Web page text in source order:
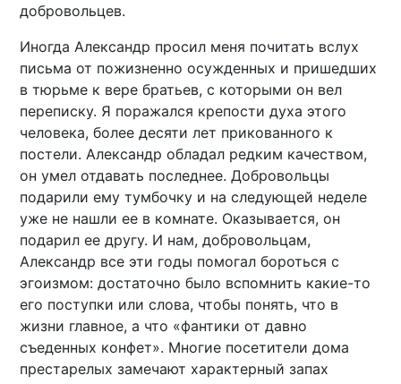
добровольцев.
Иногда Александр просил меня почитать вслух
письма от пожизненно осужденных и пришедших
в тюрьме к вере братьев, с которыми он вел
переписку. Я поражался крепости духа этого
человека, более десяти лет прикованного к
постели. Александр обладал редким качеством,
он умел отдавать последнее. Добровольцы
подарили ему тумбочку и на следующей неделе
уже не нашли ее в комнате. Оказывается, он
подарил ее другу. И нам, добровольцам,
Александр все эти годы помогал бороться с
эгоизмом: достаточно было вспомнить какие-то
его поступки или слова, чтобы понять, что в
жизни главное, а что «фантики от давно
съеденных конфет». Многие посетители дома
престарелых замечают характерный запах